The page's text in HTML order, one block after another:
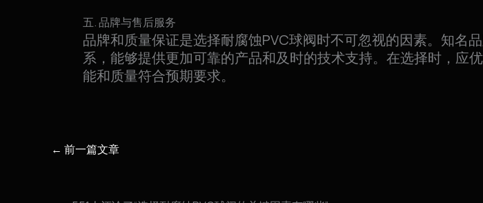
五. 品牌与售后服务
品牌和质量保证是选择耐腐蚀PVC球阀时不可忽视的因素。知名
系，能够提供更加可靠的产品和及时的技术支持。在选择时，应
能和质量符合预期要求。
← 前一篇文章